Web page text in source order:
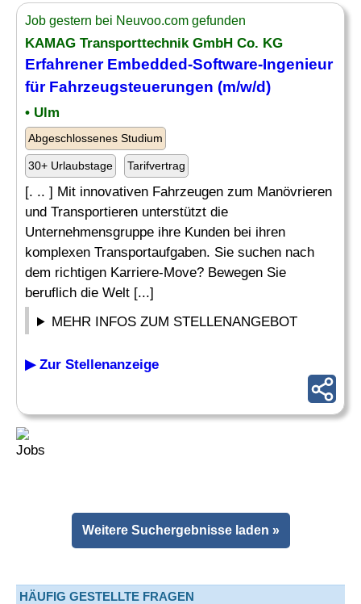
Job gestern bei Neuvoo.com gefunden
KAMAG Transporttechnik GmbH Co. KG
Erfahrener Embedded-Software-Ingenieur
für Fahrzeugsteuerungen (m/w/d)
• Ulm
Abgeschlossenes Studium
30+ Urlaubstage Tarifvertrag
[. .. ] Mit innovativen Fahrzeugen zum Manövrieren
und Transportieren unterstützt die
Unternehmensgruppe ihre Kunden bei ihren
komplexen Transportaufgaben. Sie suchen nach
dem richtigen Karriere-Move? Bewegen Sie
beruflich die Welt [...]
MEHR INFOS ZUM STELLENANGEBOT
▶ Zur Stellenanzeige
Weitere Suchergebnisse laden »
HÄUFIG GESTELLTE FRAGEN